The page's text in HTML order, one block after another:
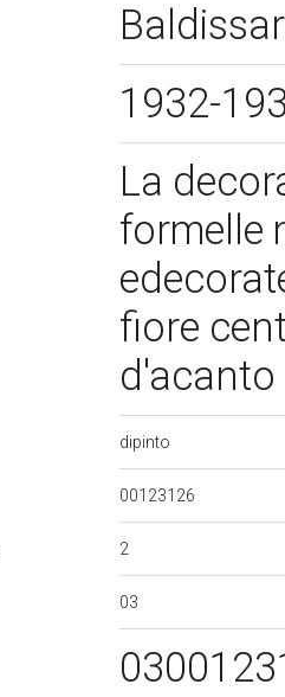
1932-
La
formelle
fiore
d'acanto
dipinto
00123126
2
03